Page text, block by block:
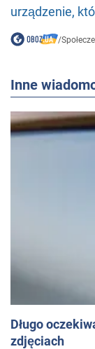
urządzenie,
/
Inne
Długo
zdjęciach